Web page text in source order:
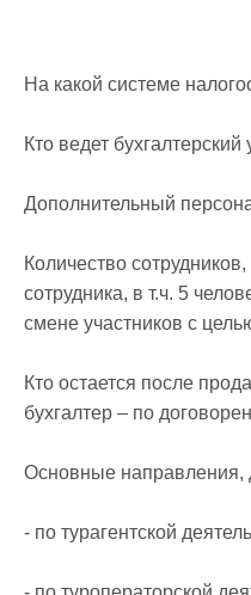
На какой системе
Кто ведет
Дополнительный
Количество
сотрудника, в т.ч. 5
смене участников с
Кто остается после
бухгалтер – по
Основные направления,
- по турагентской